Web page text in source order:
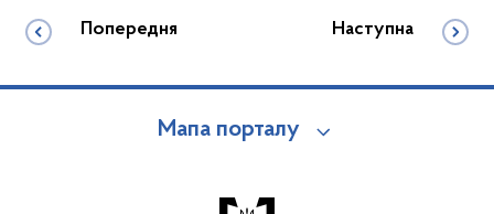
Попередня Наступна
Мапа порталу